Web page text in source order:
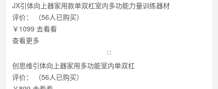
JX引体向上器家用款单双杠室内多功能力量训练器材
评价：
（56人已购买）
￥1099 去看看
查看更多
创思维引体向上器家用多功能室内单双杠
评价：
（56人已购买）